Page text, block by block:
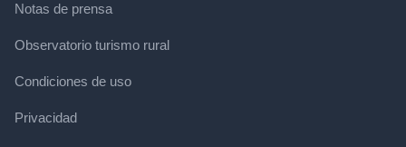
Notas de prensa
Observatorio turismo rural
Condiciones de uso
Privacidad